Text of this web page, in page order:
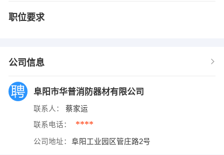
职位要求
公司信息
阜阳市华普消防器材有限公司
联系人： 蔡家运
联系电话： ****
公司地址： 阜阳工业园区管庄路2号